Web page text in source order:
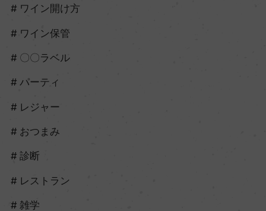
ワイン開け方
ワイン保管
〇〇ラベル
パーティ
レジャー
おつまみ
診断
レストラン
雑学